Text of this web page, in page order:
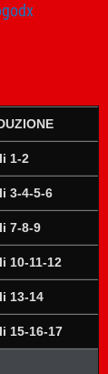
1-2
3-4-5-6
7-8-9
10-11-12
13-14
15-16-17